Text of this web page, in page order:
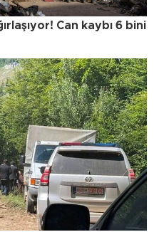
Can kaybı 6 bini